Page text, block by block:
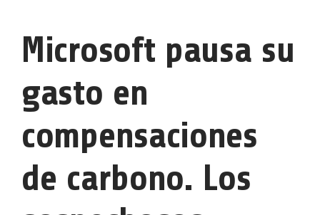
Declaration
About us
Microsoft pausa su
gasto en
compensaciones
de carbono. Los